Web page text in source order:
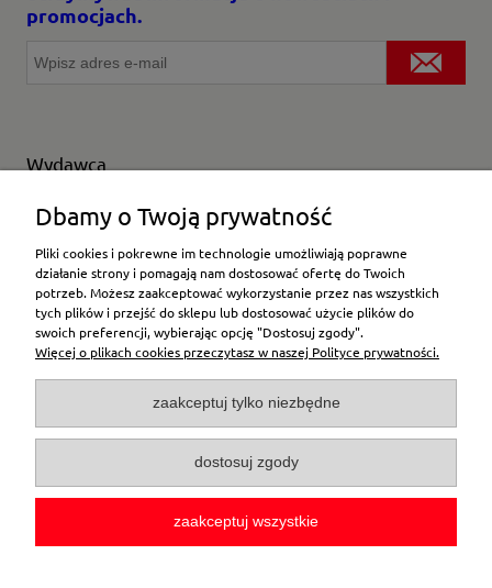
promocjach.
Wydawca
Wybierz producenta
Moje konto
Płatności i dostawa
Pomoc
O firmie
Dbamy o Twoją prywatność
Pliki cookies i pokrewne im technologie umożliwiają poprawne
działanie strony i pomagają nam dostosować ofertę do Twoich
potrzeb. Możesz zaakceptować wykorzystanie przez nas wszystkich
tych plików i przejść do sklepu lub dostosować użycie plików do
swoich preferencji, wybierając opcję "Dostosuj zgody".
Więcej o plikach cookies przeczytasz w naszej Polityce prywatności.
zaakceptuj tylko niezbędne
dostosuj zgody
zaakceptuj wszystkie